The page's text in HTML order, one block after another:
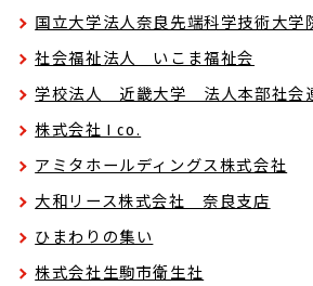
国立大学法人奈良先端科学技術大学
社会福祉法人 いこま福祉会
学校法人 近畿大学 法人本部社会
株式会社 I co.
アミタホールディングス株式会社
大和リース株式会社 奈良支店
ひまわりの集い
株式会社生駒市衛生社